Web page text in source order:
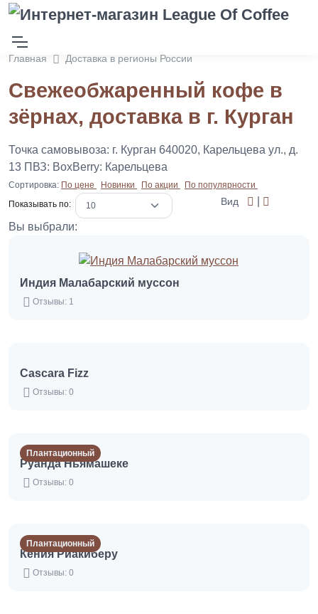
Главная Доставка в регионы России
Свежеобжаренный кофе в
зёрнах, доставка в г. Курган
Точка самовывоза: г. Курган 640020, Карельцева ул., д.
13 ПВЗ: BoxBerry: Карельцева
Сортировка: По цене Новинки По акции
По популярности
Показывать по:
Вид
Вы выбрали:
Индия Малабарский муссон
Отзывы: 1
Cascara Fizz
Отзывы: 0
Плантационный
Руанда Ньямашеке
Отзывы: 0
Плантационный
Кения Риакиберу
Отзывы: 0